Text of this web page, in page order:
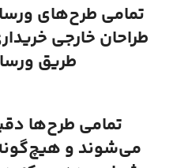
تمامی طرح‌های
طراحان خارجی
طریق
تمامی طرح‌ها
می‌شوند و